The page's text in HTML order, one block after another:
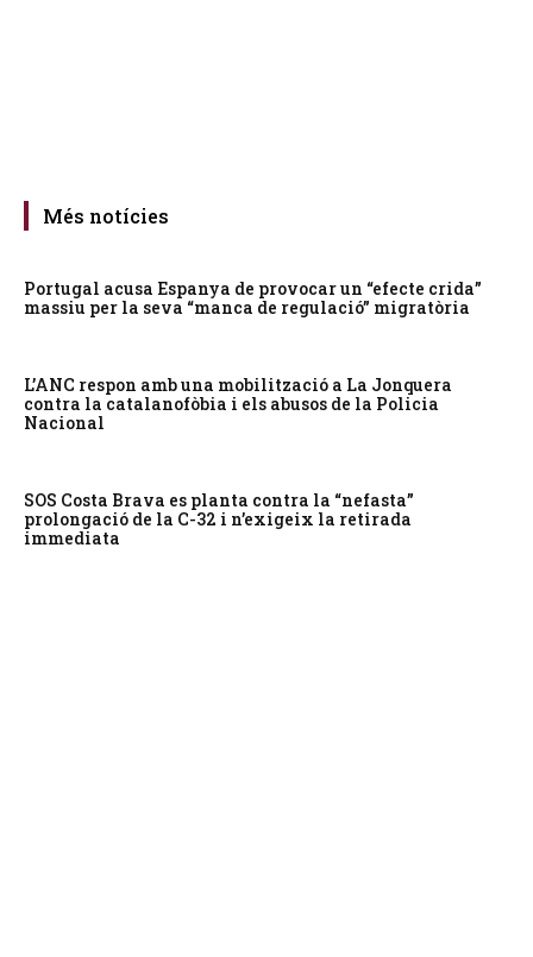
Més notícies
Portugal acusa Espanya de provocar un “efecte crida”
massiu per la seva “manca de regulació” migratòria
L’ANC respon amb una mobilització a La Jonquera
contra la catalanofòbia i els abusos de la Policia
Nacional
SOS Costa Brava es planta contra la “nefasta”
prolongació de la C-32 i n’exigeix la retirada
immediata